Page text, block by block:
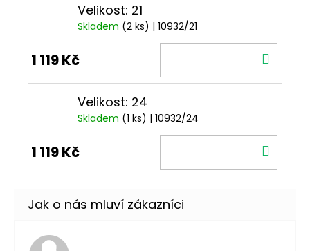
Velikost: 21
Skladem (2 ks) | 10932/21
1 119 Kč
Velikost: 24
Skladem (1 ks) | 10932/24
1 119 Kč